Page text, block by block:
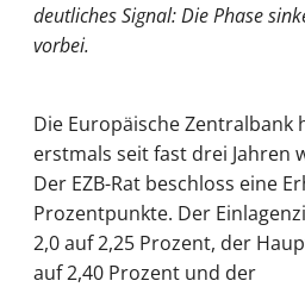
deutliches Signal: Die Phase
vorbei.
Die Europäische Zentralbank
erstmals seit fast drei Jahren
Der EZB-Rat beschloss eine
Prozentpunkte. Der
2,0 auf 2,25 Prozent, der
auf 2,40 Prozent und der